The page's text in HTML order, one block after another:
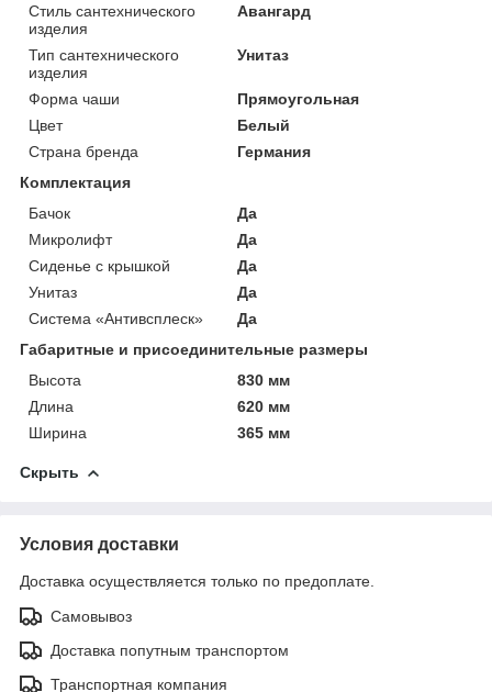
Стиль сантехнического
изделия
Авангард
Тип сантехнического
изделия
Унитаз
Форма чаши
Прямоугольная
Цвет
Белый
Страна бренда
Германия
Комплектация
Бачок
Да
Микролифт
Да
Сиденье с крышкой
Да
Унитаз
Да
Система «Антивсплеск»
Да
Габаритные и присоединительные размеры
Высота
830 мм
Длина
620 мм
Ширина
365 мм
Скрыть
Условия доставки
Доставка осуществляется только по предоплате.
Самовывоз
Доставка попутным транспортом
Транспортная компания